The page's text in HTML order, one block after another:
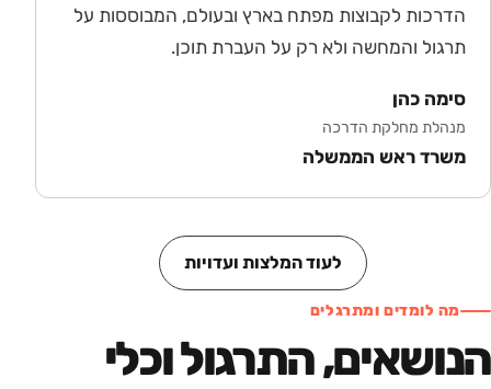
הדרכות לקבוצות מפתח בארץ ובעולם, המבוססות על
תרגול והמחשה ולא רק על העברת תוכן.
סימה כהן
מנהלת מחלקת הדרכה
משרד ראש הממשלה
לעוד המלצות ועדויות
מה לומדים ומתרגלים
הנושאים, התרגול וכלי